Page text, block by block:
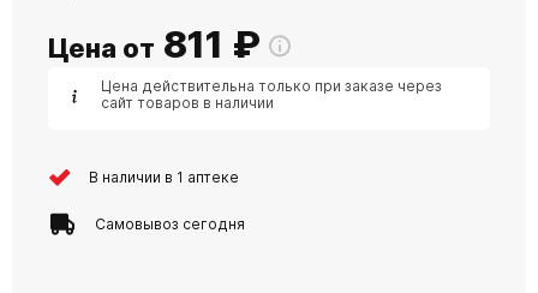
Цена от 811 ₽
Цена действительна только при заказе через
сайт товаров в наличии
В наличии в 1 аптеке
Самовывоз сегодня